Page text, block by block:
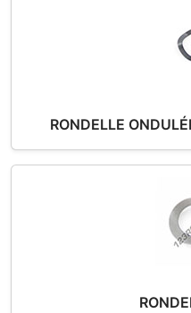
RONDELLE